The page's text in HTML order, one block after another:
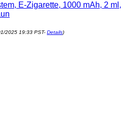
E-Zigarette, 1000 mAh, 2 ml,
2025 19:33 PST- Details)